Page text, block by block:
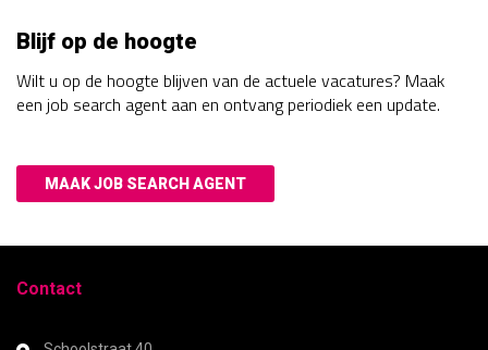
Blijf op de hoogte
Wilt u op de hoogte blijven van de actuele vacatures? Maak
een job search agent aan en ontvang periodiek een update.
MAAK JOB SEARCH AGENT
Contact